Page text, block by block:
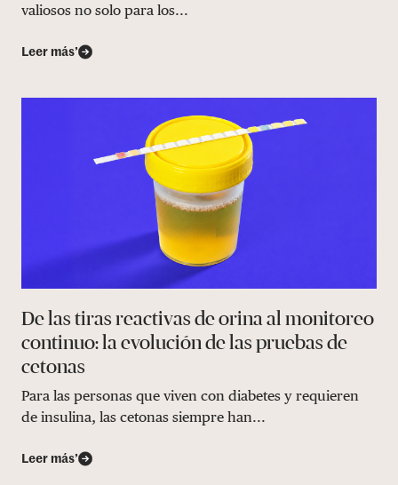
valiosos no solo para los...
Leer más’
De las tiras reactivas de orina al monitoreo
continuo: la evolución de las pruebas de
cetonas
Para las personas que viven con diabetes y requieren
de insulina, las cetonas siempre han...
Leer más’